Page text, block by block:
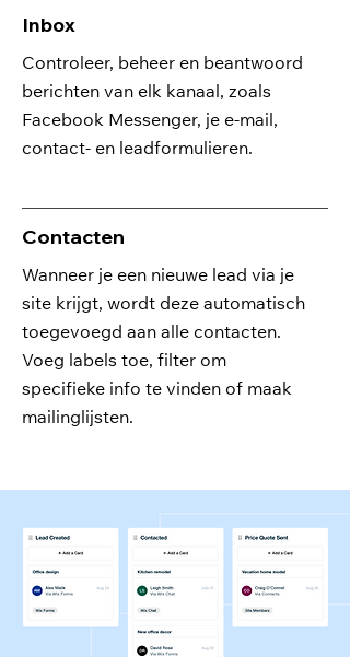
Inbox
Controleer, beheer en beantwoord
berichten van elk kanaal, zoals
Facebook Messenger, je e-mail,
contact- en leadformulieren.
Contacten
Wanneer je een nieuwe lead via je
site krijgt, wordt deze automatisch
toegevoegd aan alle contacten.
Voeg labels toe, filter om
specifieke info te vinden of maak
mailinglijsten.